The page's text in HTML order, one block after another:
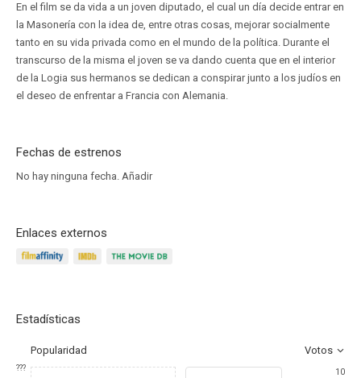
En el film se da vida a un joven diputado, el cual un día decide entrar en
la Masonería con la idea de, entre otras cosas, mejorar socialmente
tanto en su vida privada como en el mundo de la política. Durante el
transcurso de la misma el joven se va dando cuenta que en el interior
de la Logia sus hermanos se dedican a conspirar junto a los judíos en
el deseo de enfrentar a Francia con Alemania.
Fechas de estrenos
No hay ninguna fecha. Añadir
Enlaces externos
Estadísticas
Popularidad Votos
???
10